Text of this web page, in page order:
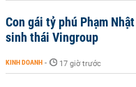
Con gái tỷ phú Phạm
sinh thái Vingroup
KINH DOANH - 17 giờ trước